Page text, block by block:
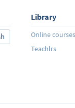
Library
Online courses
Teachlrs